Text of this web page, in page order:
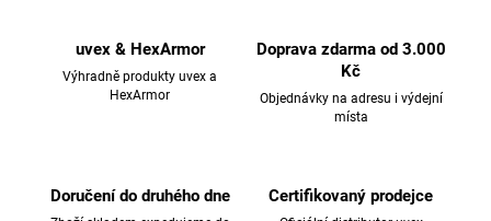
uvex & HexArmor
Výhradně produkty uvex a
HexArmor
Doprava zdarma od 3.000
Kč
Objednávky na adresu i výdejní
místa
Doručení do druhého dne Certifikovaný prodejce